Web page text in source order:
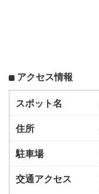
アクセス情報
スポット名
住所
駐車場
交通アクセス